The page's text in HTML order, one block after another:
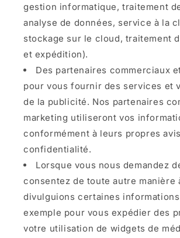
gestion informatique, traitement
analyse de données, service à la
stockage sur le cloud, traitement
et expédition).
Des partenaires commerciaux
pour vous fournir des services et
de la publicité. Nos partenaires
marketing utiliseront vos
conformément à leurs propres
confidentialité.
Lorsque vous nous demandez
consentez de toute autre manière
divulguions certaines
exemple pour vous expédier des
votre utilisation de widgets de